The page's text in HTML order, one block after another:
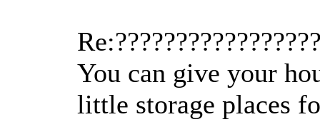
You can give your
little storage places